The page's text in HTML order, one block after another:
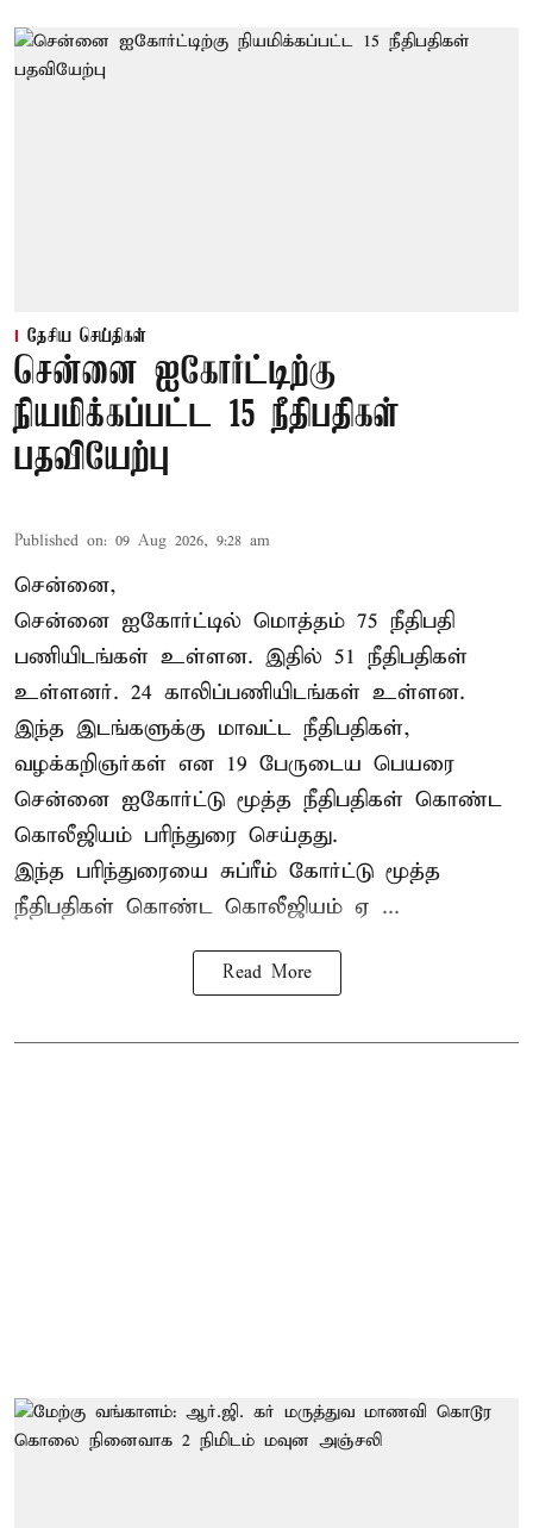
தேசிய செய்திகள்
சென்னை ஐகோர்ட்டிற்கு
நியமிக்கப்பட்ட 15 நீதிபதிகள்
பதவியேற்பு
Published on: 09 Aug 2026, 9:28 am
சென்னை,
சென்னை ஐகோர்ட்டில் மொத்தம் 75 நீதிபதி
பணியிடங்கள் உள்ளன. இதில் 51 நீதிபதிகள்
உள்ளனர். 24 காலிப்பணியிடங்கள் உள்ளன.
இந்த இடங்களுக்கு மாவட்ட நீதிபதிகள்,
வழக்கறிஞர்கள் என 19 பேருடைய பெயரை
சென்னை ஐகோர்ட்டு மூத்த நீதிபதிகள் கொண்ட
கொலீஜியம் பரிந்துரை செய்தது.
இந்த பரிந்துரையை சுப்ரீம் கோர்ட்டு மூத்த
நீதிபதிகள் கொண்ட கொலீஜியம் ஏ ...
Read More